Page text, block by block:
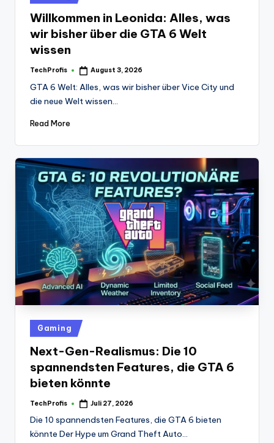
in
Willkommen in Leonida: Alles, was
wir bisher über die GTA 6 Welt
wissen
Posted
TechProfis August 3, 2026
GTA 6 Welt: Alles, was wir bisher über Vice City und
die neue Welt wissen…
Read More
Posted
in
Gaming
Next-Gen-Realismus: Die 10
spannendsten Features, die GTA 6
bieten könnte
Posted
TechProfis Juli 27, 2026
Die 10 spannendsten Features, die GTA 6 bieten
könnte Der Hype um Grand Theft Auto…